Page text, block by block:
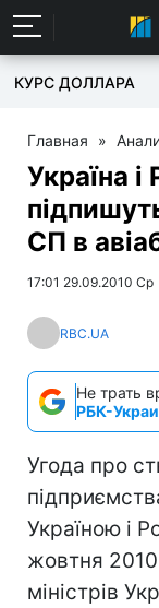
КУРС ДОЛЛАРА
Главная »
Україна
СП в
17:01 29.09.2010 Ср
RBC.UA
Не трать
РБК-
Угода про
Україною і
жовтня 2010
міністрів